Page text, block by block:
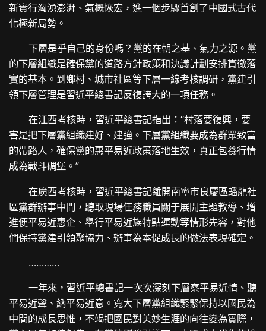
新實行洶湧澎湃、氣概恢宏，進一個步驟首創了中國式古代
化極新局勢。
下層是乎自己的身份嗎？黨的在朝之基、氣力之源。黨
的下層組織是確保黨的道路方針政策和決議計劃安排貫徹落
實的基本。到鄉村、城市社區等下層一線考核調研，黨建引
領下層管理是習近平總書記反復誇大的一項任務。
在江西考核時，習近平總書記指出：“村落要復興，要
害是把下層黨組織建好、建強。下層黨組織要成為群眾致富
的帶路人，確保黨的惠平易近政策落地生效，真正包養行情
成為戰斗碉堡。”
在廣西考核時，習近平總書記離開南寧市良慶區蟠龍社
區黨群辦事中間，聽取現場任務職員關于展開主題教導、增
進便平易近惠企、舉行平易近族特點運動等情形先容，對他
們保持黨建引領聚協力、辦事為本促成長的做法表現確定。
…………
一年來，習近平總書記一次次深刻下層察平易近情、聽
平易近聲、納平易近意。寬大下層黨組織緊緊保持以國民為
中間的成長思惟，不竭把國民對美妙生涯的向往變為實際，